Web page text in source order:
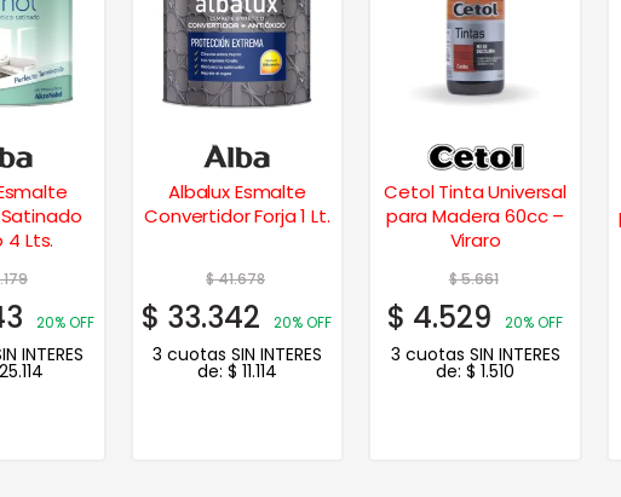
4 Lts.
20% OFF
INTERES
25.114
Albalux Esmalte
Convertidor Forja 1 Lt.
$41.678
$ 33.342 20% OFF
3 cuotas SIN INTERES
de: $ 11.114
Cetol Tinta Universal
para Madera 60cc –
Viraro
$5.661
$ 4.529 20% OFF
3 cuotas SIN INTERES
de:$ 1.510